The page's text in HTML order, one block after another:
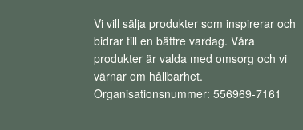
Vi vill sälja produkter som inspirerar och
bidrar till en bättre vardag. Våra
produkter är valda med omsorg och vi
värnar om hållbarhet.
Organisationsnummer: 556969-7161